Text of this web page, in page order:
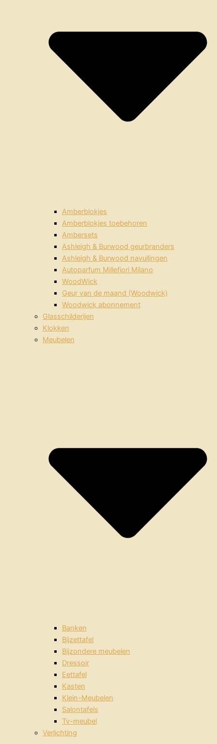
Amberblokjes
Amberblokjes toebehoren
Ambersets
Ashleigh & Burwood geurbranders
Ashleigh & Burwood navullingen
Autoparfum Millefiori Milano
WoodWick
Geur van de maand (Woodwick)
Woodwick abonnement
Glasschilderijen
Klokken
Meubelen
Banken
Bijzettafel
Bijzondere meubelen
Dressoir
Eettafel
Kasten
Klein-Meubelen
Salontafels
Tv-meubel
Verlichting